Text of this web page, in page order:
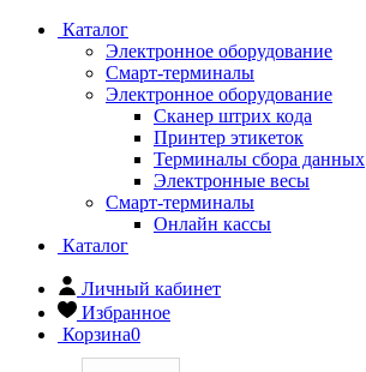
Каталог
Электронное оборудование
Смарт-терминалы
Электронное оборудование
Сканер штрих кода
Принтер этикеток
Терминалы сбора данных
Электронные весы
Смарт-терминалы
Онлайн кассы
Каталог
Личный кабинет
Избранное
Корзина0